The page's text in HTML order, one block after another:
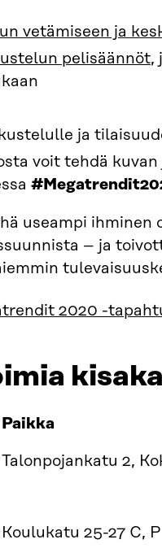
vetämiseen ja
pelisäännöt,
ja
voit tehdä
useampi
– ja
2020 -
Paikka
Talonpojankatu 2,
Koulukatu 25-27 C,